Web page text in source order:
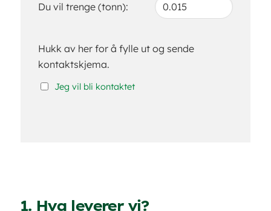
Du vil trenge (tonn):
Hukk av her for å fylle ut og sende
kontaktskjema.
Jeg vil bli kontaktet
1. Hva leverer vi?